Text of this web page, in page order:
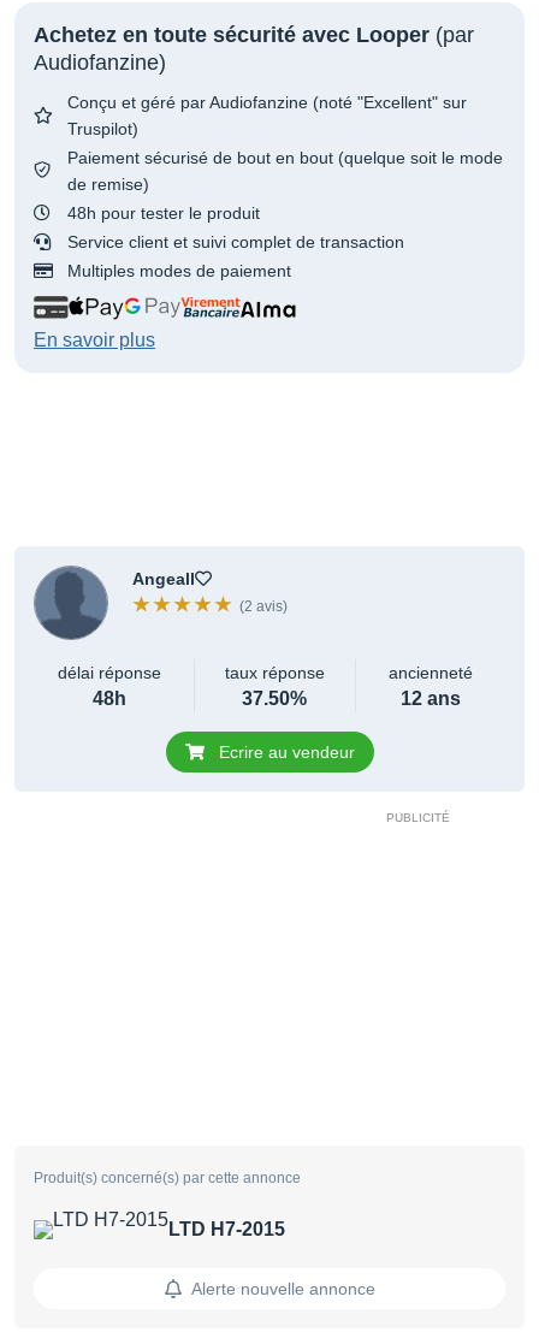
Achetez en toute sécurité avec Looper (par
Audiofanzine)
Conçu et géré par Audiofanzine (noté "Excellent" sur
Truspilot)
Paiement sécurisé de bout en bout (quelque soit le mode
de remise)
48h pour tester le produit
Service client et suivi complet de transaction
Multiples modes de paiement
En savoir plus
Angeall
(2 avis)
délai réponse
48h
taux réponse
37.50%
ancienneté
12 ans
Ecrire au vendeur
Produit(s) concerné(s) par cette annonce
LTD H7-2015
Alerte nouvelle annonce